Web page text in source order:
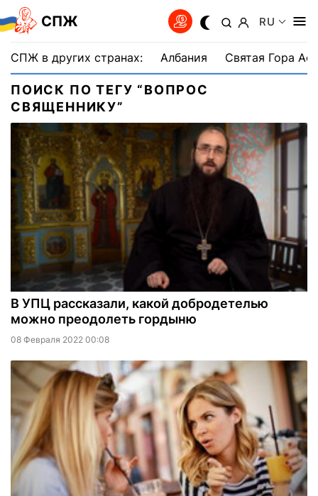
СПЖ RU
СПЖ в других странах: Албания Святая Гора
ПОИСК ПО ТЕГУ “ВОПРОС
СВЯЩЕННИКУ”
В УПЦ рассказали, какой добродетелью
можно преодолеть гордыню
08 Февраля 2022 00:08